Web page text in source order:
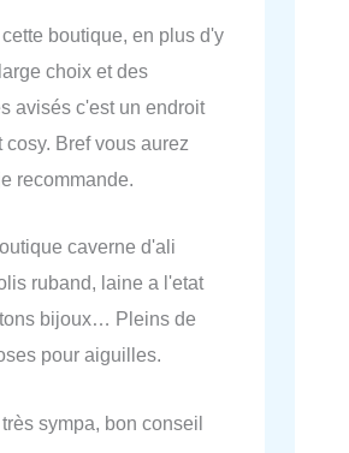
boutique, en plus d'y
choix et des
avisés c'est un endroit
cosy. Bref vous aurez
recommande.
caverne d'ali
ruband, laine a l'etat
bijoux… Pleins de
pour aiguilles.
sympa, bon conseil